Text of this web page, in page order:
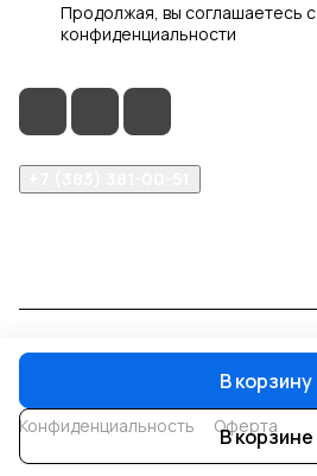
В корзину
В корзине
Продолжая, вы соглашаетесь с
конфиденциальности
© 2026 Интер-Двери
Конфиденциальность Оферта